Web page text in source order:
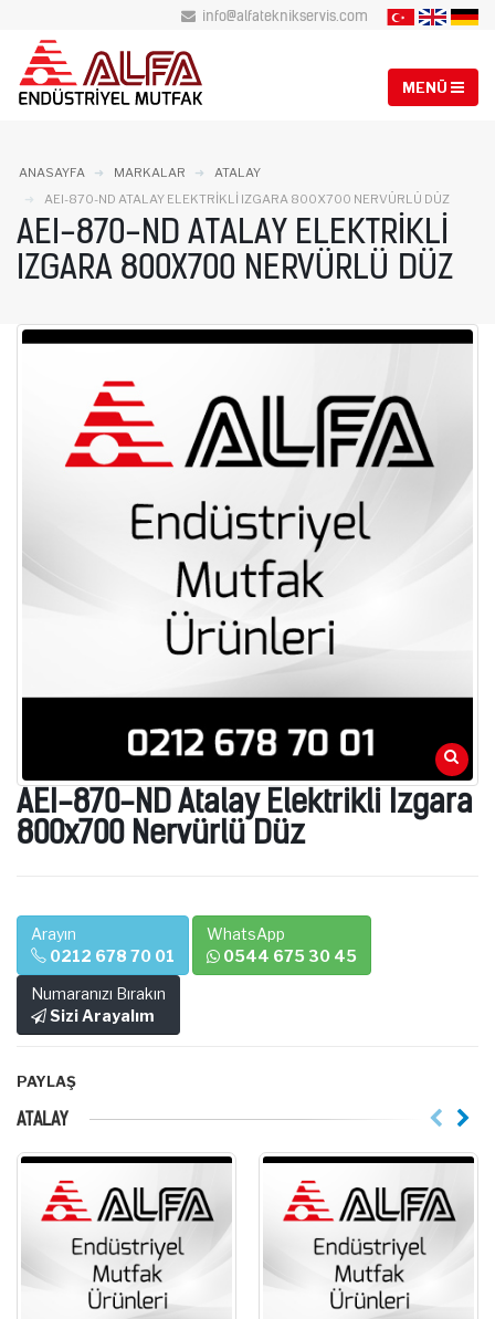
info@alfateknikservis.com
ANASAYFA MARKALAR
ATALAY
AEI-870-ND ATALAY ELEKTRIKLI IZGARA 800X700 NERVÜRLÜ DÜZ
AEI-870-ND ATALAY ELEKTRIKLI
IZGARA 800X700 NERVÜRLÜ DÜZ
AEI-870-ND Atalay Elektrikli Izgara
800x700 Nervürlü Düz
Arayın
0212 678 70 01
WhatsApp
0544 675 30 45
Numaranızı Bırakın
Sizi Arayalım
PAYLAŞ
ATALAY